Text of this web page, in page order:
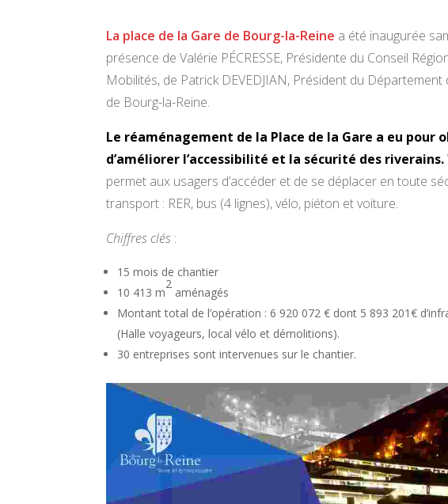
La place de la Gare de Bourg-la-Reine a été inaugurée
présence de Valérie PÉCRESSE, Présidente du Conseil
Mobilités, de Patrick DEVEDJIAN, Président du
de Bourg-la-Reine.
Le réaménagement de la Place de la Gare a eu
d’améliorer l’accessibilité et la sécurité des riverains.
permet aux usagers d’accéder et de se déplacer en toute
transport : RER, bus (4 lignes), vélo, piéton et voiture.
Chiffres clés :
15 mois de chantier
10 413 m
2
aménagés
Montant total de l’opération : 6 920 072 € dont 5 893 201€
(Halle voyageurs, local vélo et démolitions).
30 entreprises sont intervenues sur le chantier.